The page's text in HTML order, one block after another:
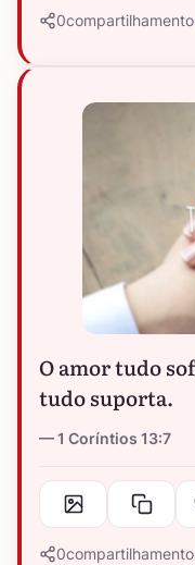
0
O amor tudo
tudo suporta.
1 Coríntios 13:7
0